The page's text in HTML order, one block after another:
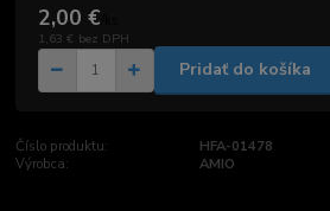
2,00 €
1,63 € bez DPH
Pridať do košíka
Číslo produktu:
HFA-01478
Výrobca:
AMIO